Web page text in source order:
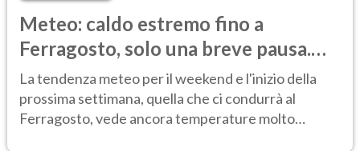
Meteo: caldo estremo fino a
Ferragosto, solo una breve pausa.
Ecco dove
La tendenza meteo per il weekend e l'inizio della
prossima settimana, quella che ci condurrà al
Ferragosto, vede ancora temperature molto